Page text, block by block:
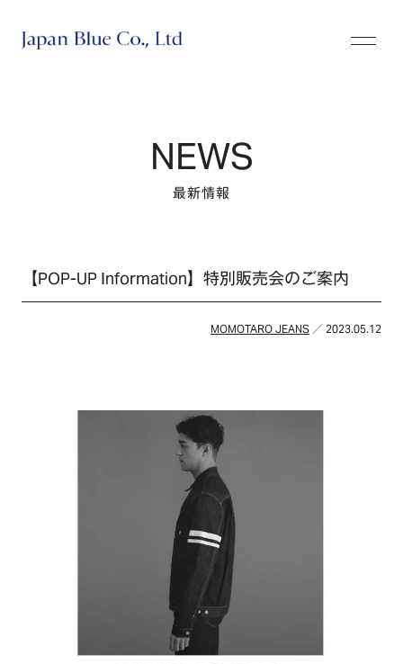
NEWS
最新情報
【POP-UP Information】特別販売会のご案内
MOMOTARO JEANS ／ 2023.05.12